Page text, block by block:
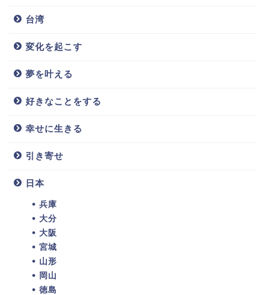
台湾
変化を起こす
夢を叶える
好きなことをする
幸せに生きる
引き寄せ
日本
兵庫
大分
大阪
宮城
山形
岡山
徳島